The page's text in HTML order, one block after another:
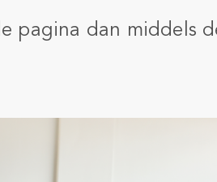
pagina dan middels